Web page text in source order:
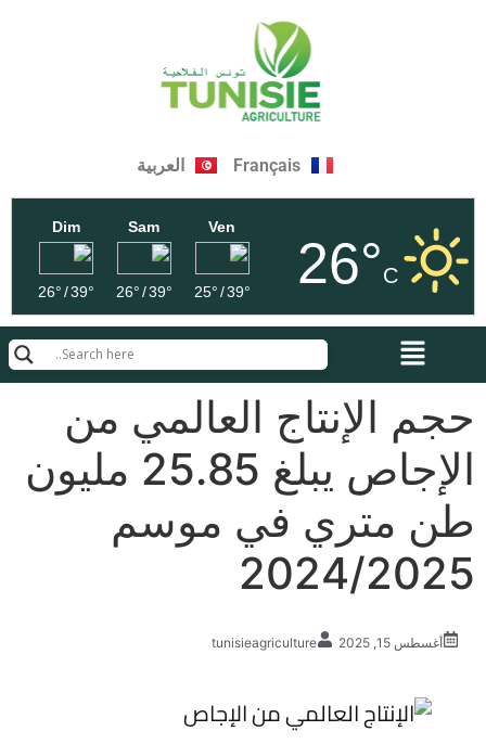
Français العربية
26°C
Ven
39°
/
25°
Sam
39°
/
26°
Dim
39°
/
26°
حجم الإنتاج العالمي من
الإجاص يبلغ 25.85 مليون
طن متري في موسم
2024/2025
أغسطس 15, 2025 tunisieagriculture